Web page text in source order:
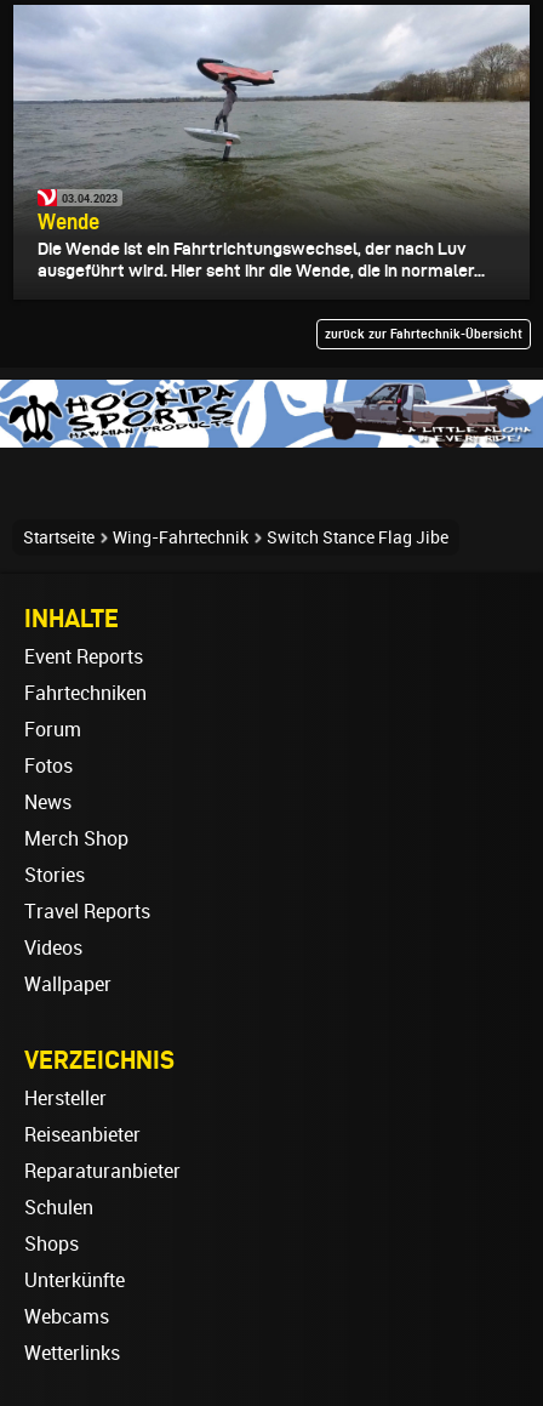
03.04.2023
Wende
Die Wende ist ein Fahrtrichtungswechsel, der nach Luv
ausgeführt wird. Hier seht ihr die Wende, die in normaler...
zurück zur Fahrtechnik-Übersicht
Startseite Wing-Fahrtechnik Switch Stance Flag Jibe
INHALTE
Event Reports
Fahrtechniken
Forum
Fotos
News
Merch Shop
Stories
Travel Reports
Videos
Wallpaper
VERZEICHNIS
Hersteller
Reiseanbieter
Reparaturanbieter
Schulen
Shops
Unterkünfte
Webcams
Wetterlinks